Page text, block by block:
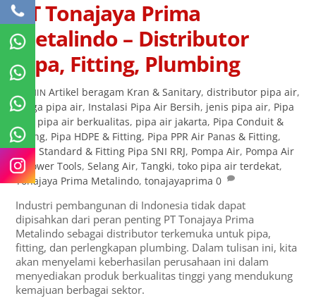
PT Tonajaya Prima
Metalindo – Distributor
Pipa, Fitting, Plumbing
ADMIN Artikel beragam Kran & Sanitary,distributor pipa air,
harga pipa air, Instalasi Pipa Air Bersih, jenis pipa air, Pipa
pipa air berkualitas, pipa air jakarta, Pipa Conduit &
Fitting, Pipa HDPE & Fitting, Pipa PPR Air Panas & Fitting,
Pipa Standard & Fitting Pipa SNI RRJ, Pompa Air, Pompa Air
& Power Tools,Selang Air,Tangki,toko pipa air terdekat,
Tonajaya Prima Metalindo,tonajayaprima 0
Industri pembangunan di Indonesia tidak dapat
dipisahkan dari peran penting PT Tonajaya Prima
Metalindo sebagai distributor terkemuka untuk pipa,
fitting, dan perlengkapan plumbing. Dalam tulisan ini, kita
akan menyelami keberhasilan perusahaan ini dalam
menyediakan produk berkualitas tinggi yang mendukung
kemajuan berbagai sektor.